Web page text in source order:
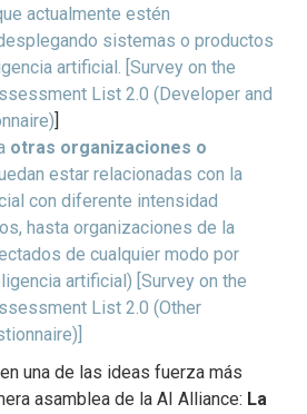
actualmente estén
sistemas o productos
artificial. [Survey on the
List 2.0 (Developer and
otras organizaciones o
estar relacionadas con la
con diferente intensidad
hasta organizaciones de la
de cualquier modo por
artificial) [Survey on the
List 2.0 (Other
una de las ideas fuerza más
asamblea de la AI Alliance: La